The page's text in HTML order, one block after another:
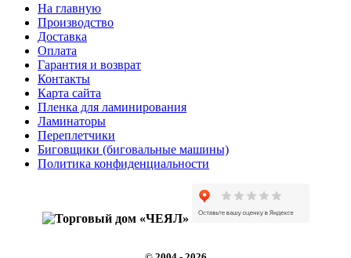
На главную
Производство
Доставка
Оплата
Гарантия и возврат
Контакты
Карта сайта
Пленка для ламинирования
Ламинаторы
Переплетчики
Биговщики (биговальные машины)
Политика конфиденциальности